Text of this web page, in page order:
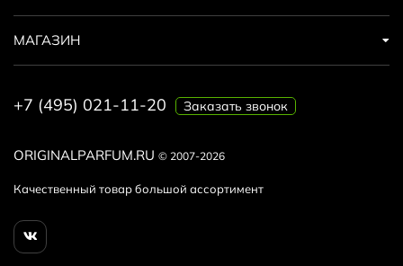
ORIGINALPARFUM.RU © 2007-2026
Качественный товар большой ассортимент
МАГАЗИН
+7 (495) 021-11-20 Заказать звонок